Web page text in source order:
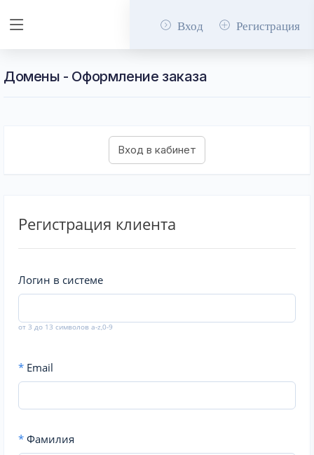
Вход Регистрация
Домены - Оформление заказа
Регистрация клиента
Логин в системе
от 3 до 13 символов a-z,0-9
* Email
* Фамилия